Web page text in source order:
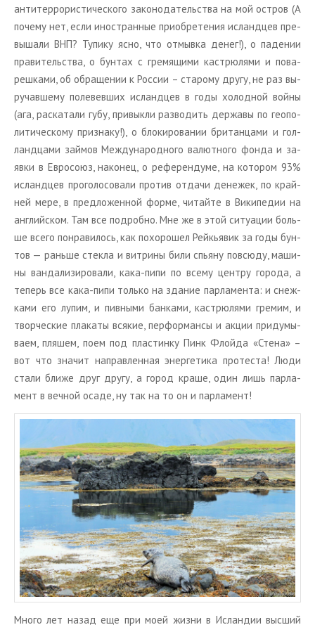
ан­ти­тер­ро­ри­сти­че­ско­го за­ко­но­да­тель­ства на мой ост­ров (А
по­че­му нет, если ино­стран­ные при­об­ре­те­ния ис­ланд­цев пре­
вы­ша­ли ВНП? Ту­пи­ку ясно, что от­мыв­ка денег!), о па­де­нии
пра­ви­тель­ства, о бун­тах с гре­мя­щи­ми ка­стрю­ля­ми и по­ва­
реш­ка­ми, об об­ра­ще­нии к Рос­сии – ста­ро­му другу, не раз вы­
ру­чав­ше­му по­ле­вев­ших ис­ланд­цев в годы хо­лод­ной войны
(ага, рас­ка­та­ли губу, при­вык­ли раз­во­дить дер­жа­вы по гео­по­
ли­ти­че­ско­му при­зна­ку!), о бло­ки­ро­ва­нии бри­тан­ца­ми и гол­
ланд­ца­ми зай­мов Меж­ду­на­род­но­го ва­лют­но­го фонда и за­
яв­ки в Ев­ро­со­юз, на­ко­нец, о ре­фе­рен­ду­ме, на ко­то­ром 93%
ис­ланд­цев про­го­ло­со­ва­ли про­тив от­да­чи де­не­жек, по край­
ней мере, в пред­ло­жен­ной форме, чи­тай­те в Ви­ки­пе­дии на
ан­глий­ском. Там все по­дроб­но. Мне же в этой си­ту­а­ции боль­
ше всего по­нра­ви­лось, как по­хо­ро­шел Рейкья­вик за годы бун­
тов — рань­ше стек­ла и вит­ри­ны били спья­ну по­всю­ду, ма­ши­
ны ван­да­ли­зи­ро­ва­ли, кака-пипи по всему цен­тру го­ро­да, а
те­перь все кака-пипи толь­ко на зда­ние пар­ла­мен­та: и снеж­
ка­ми его лупим, и пив­ны­ми бан­ка­ми, ка­стрю­ля­ми гре­мим, и
твор­че­ские пла­ка­ты вся­кие, пер­фор­ман­сы и акции при­ду­мы­
ва­ем, пля­шем, поем под пла­стин­ку Пинк Флой­да «Стена» –
вот что зна­чит на­прав­лен­ная энер­ге­ти­ка про­те­ста! Люди
стали ближе друг другу, а город краше, один лишь пар­ла­
мент в веч­ной осаде, ну так на то он и пар­ла­мент!
Много лет назад еще при моей жизни в Ис­лан­дии выс­ший